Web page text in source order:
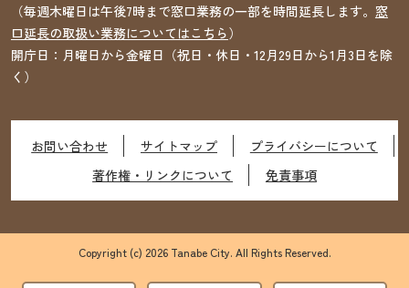
（毎週木曜日は午後7時まで窓口業務の一部を時間延長します。 窓
口延長の取扱い業務についてはこちら）
開庁日：月曜日から金曜日（祝日・休日・12月29日から1月3日を除
く）
お問い合わせ サイトマップ
プライバシーについて
著作権・リンクについて
免責事項
Copyright (c) 2026 Tanabe City. All Rights Reserved.